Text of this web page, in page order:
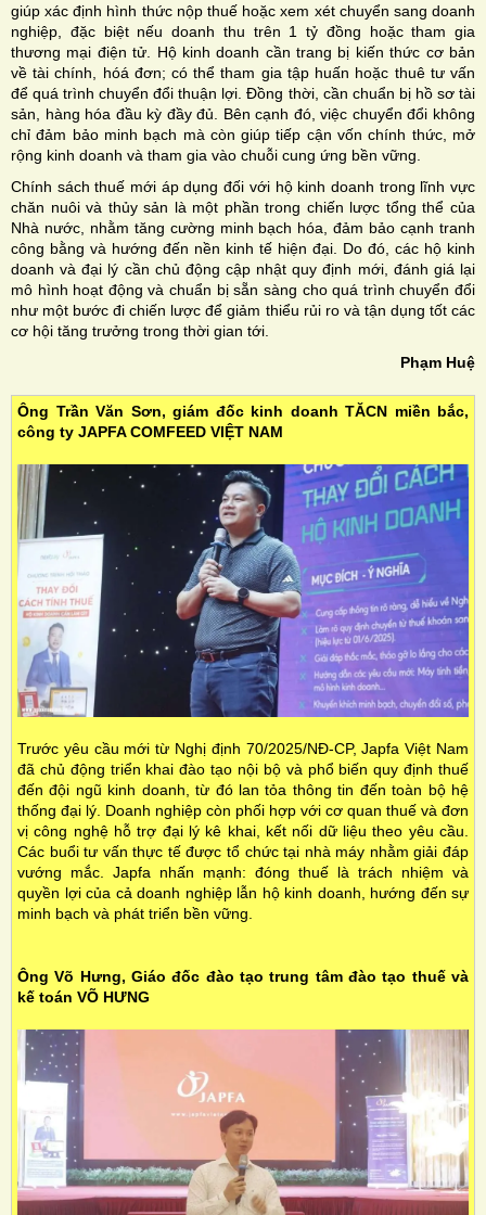
giúp xác định hình thức nộp thuế hoặc xem xét chuyển sang doanh
nghiệp, đặc biệt nếu doanh thu trên 1 tỷ đồng hoặc tham gia
thương mại điện tử. Hộ kinh doanh cần trang bị kiến thức cơ bản
về tài chính, hóá đơn; có thể tham gia tập huấn hoặc thuê tư vấn
để quá trình chuyển đổi thuận lợi. Đồng thời, cần chuẩn bị hồ sơ tài
sản, hàng hóa đầu kỳ đầy đủ. Bên cạnh đó, việc chuyển đổi không
chỉ đảm bảo minh bạch mà còn giúp tiếp cận vốn chính thức, mở
rộng kinh doanh và tham gia vào chuỗi cung ứng bền vững.
Chính sách thuế mới áp dụng đối với hộ kinh doanh trong lĩnh vực
chăn nuôi và thủy sản là một phần trong chiến lược tổng thể của
Nhà nước, nhằm tăng cường minh bạch hóa, đảm bảo cạnh tranh
công bằng và hướng đến nền kinh tế hiện đại. Do đó, các hộ kinh
doanh và đại lý cần chủ động cập nhật quy định mới, đánh giá lại
mô hình hoạt động và chuẩn bị sẵn sàng cho quá trình chuyển đổi
như một bước đi chiến lược để giảm thiểu rủi ro và tận dụng tốt các
cơ hội tăng trưởng trong thời gian tới.
Phạm Huệ
Ông Trần Văn Sơn, giám đốc kinh doanh TĂCN miền bắc,
công ty JAPFA COMFEED VIỆT NAM
Trước yêu cầu mới từ Nghị định 70/2025/NĐ-CP, Japfa Việt Nam
đã chủ động triển khai đào tạo nội bộ và phổ biến quy định thuế
đến đội ngũ kinh doanh, từ đó lan tỏa thông tin đến toàn bộ hệ
thống đại lý. Doanh nghiệp còn phối hợp với cơ quan thuế và đơn
vị công nghệ hỗ trợ đại lý kê khai, kết nối dữ liệu theo yêu cầu.
Các buổi tư vấn thực tế được tổ chức tại nhà máy nhằm giải đáp
vướng mắc. Japfa nhấn mạnh: đóng thuế là trách nhiệm và
quyền lợi của cả doanh nghiệp lẫn hộ kinh doanh, hướng đến sự
minh bạch và phát triển bền vững.
Ông Võ Hưng, Giáo đốc đào tạo trung tâm đào tạo thuế và
kế toán VÕ HƯNG